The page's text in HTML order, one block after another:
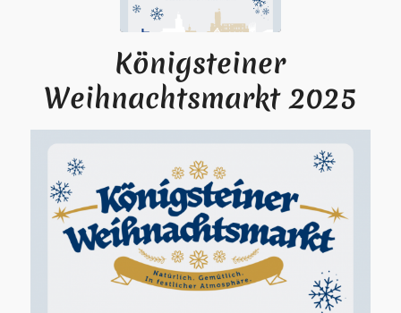
Königsteiner
Weihnachtsmarkt 2025